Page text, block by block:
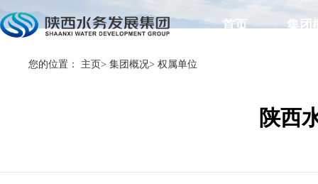
首页 集团
您的位置： 主页> 集团概况> 权属单位
陕西